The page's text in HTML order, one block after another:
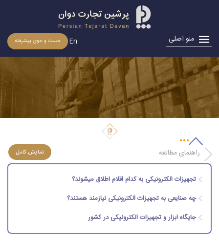
منو اصلی جست و جوی پیشرفته En
اخذ مجوز تجهیزات الکترونیکی
راهنمای مطالعه
تجهیزات الکترونیکی به کدام اقلام اطلاق میشوند؟
چه صنایعی به تجهیزات الکترونیکی نیازمند هستند؟
جایگاه ابزار و تجهیزات الکترونیکی در کشور
مجوز واردات قطعات الکترونیکی چیست؟